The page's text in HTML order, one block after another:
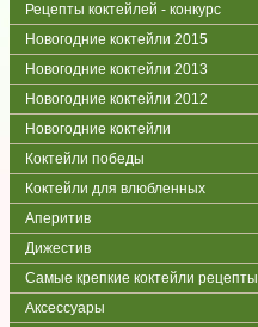
Рецепты коктейлей - конкурс
Новогодние коктейли 2015
Новогодние коктейли 2013
Новогодние коктейли 2012
Новогодние коктейли
Коктейли победы
Коктейли для влюбленных
Аперитив
Дижестив
Самые крепкие коктейли рецепты
Аксессуары